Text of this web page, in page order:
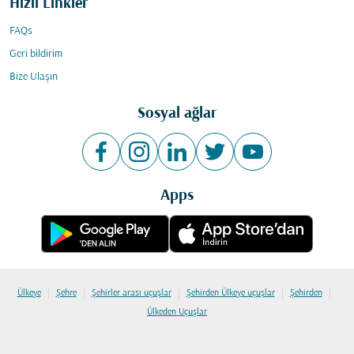
Hızlı Linkler
FAQs
Geri bildirim
Bize Ulaşın
Sosyal ağlar
Apps
Ülkeye | Şehre | Şehirler arası uçuşlar | Şehirden Ülkeye uçuşlar | Şehirden |
Ülkeden Uçuşlar